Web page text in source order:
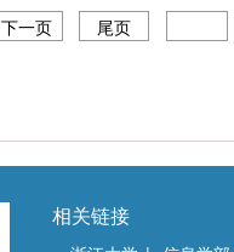
下一页 尾页
相关链接